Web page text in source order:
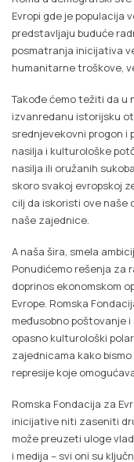
Evropi gde je populacija
predstavljaju buduće
posmatranja inicijativa
humanitarne troškove,
Takođe ćemo težiti da u
izvanredanu istorijsku
srednjevekovni progon i
nasilja i kulturološke
nasilja ili oružanih
skoro svakoj evropskoj
cilj da iskoristi ove naše
naše zajednice.
A naša šira, smela
Ponudićemo rešenja za
doprinos ekonomskom
Evrope. Romska
međusobno poštovanje
opasno kulturološki
zajednicama kako
represije koje
Romska Fondacija za
inicijative niti zaseniti
može preuzeti uloge
i medija – svi oni su